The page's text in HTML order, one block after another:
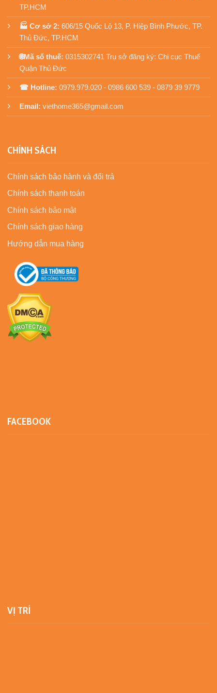
TP.HCM
🏭 Cơ sở 2: 606/15 Quốc Lộ 13, P. Hiệp Bình Phước, TP.
Thủ Đức, TP.HCM
🌐Mã số thuế: 0315302741 Trụ sở đăng ký: Chi cục Thuế
Quận Thủ Đức
☎ Hotline: 0979.979.020 - 0986 600 539 - 0879 39 9779
Email: viethome365@gmail.com
CHÍNH SÁCH
Chính sách bảo hành và đổi trả
Chính sách thanh toán
Chính sách bảo mật
Chính sách giao hàng
Hướng dẫn mua hàng
FACEBOOK
VỊ TRÍ